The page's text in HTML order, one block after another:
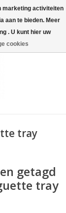
tray
getagd
tray
marketing activiteiten
aan te bieden. Meer
. U kunt hier uw
cookies